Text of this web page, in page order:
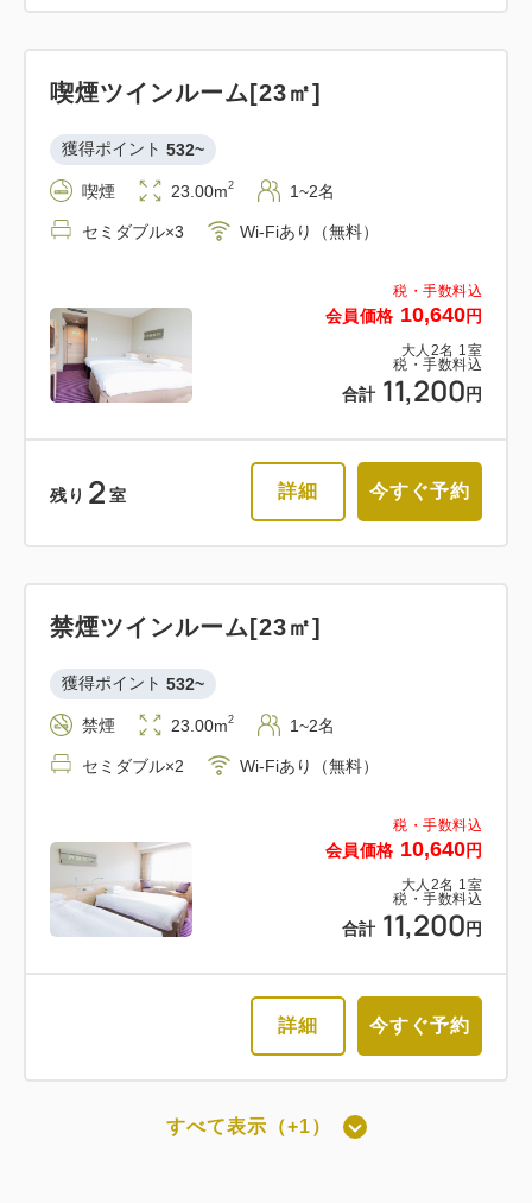
税・手数料込
会員価格 10,640円
大人 2名 1 室
税・手数料込
合計 11,200 円
喫煙ツインルーム[23㎡]
獲得ポイント 532~
喫煙 23.00m2 1~2名
セミダブル×3 Wi-Fiあり（無料）
残り 2 室 詳細 今すぐ予約
税・手数料込
会員価格 10,640円
大人 2名 1 室
税・手数料込
合計 11,200 円
禁煙ツインルーム[23㎡]
獲得ポイント 532~
禁煙 23.00m2 1~2名
セミダブル×2 Wi-Fiあり（無料）
詳細 今すぐ予約
すべて表示（+1）